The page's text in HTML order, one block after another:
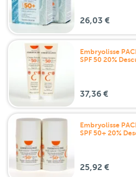
26,03 €
Embryolisse
SPF 50 20%
37,36 €
Embryolisse
SPF 50+ 20%
25,92 €